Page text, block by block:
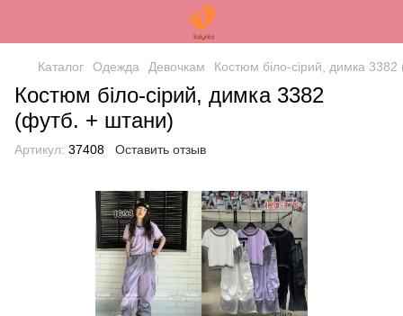
Каталог Одежда Девочкам Костюм біло-сірий, димка
Костюм біло-сірий, димка 3382
(футб. + штани)
Артикул: 37408 Оставить отзыв